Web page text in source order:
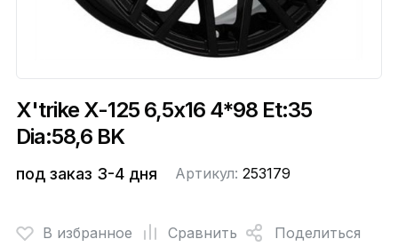
X'trike X-125 6,5x16 4*98 Et:35
Dia:58,6 BK
под заказ 3-4 дня Артикул: 253179
В избранное Сравнить
Поделиться